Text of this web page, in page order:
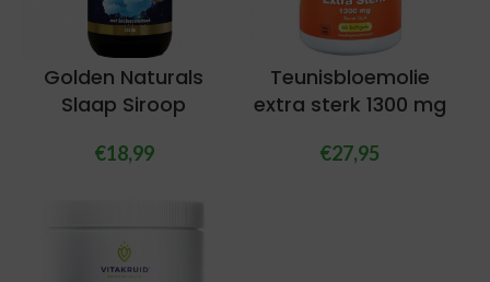
Golden Naturals
Slaap Siroop
€18,99
Teunisbloemolie
extra sterk 1300 mg
€27,95